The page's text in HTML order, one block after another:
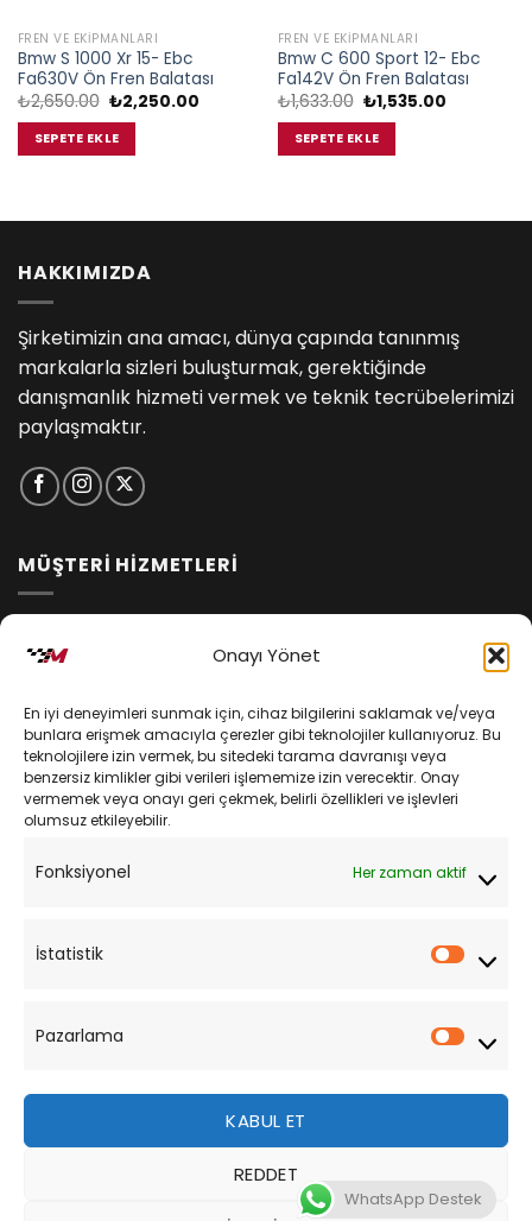
Onayı Yönet
En iyi deneyimleri sunmak için, cihaz bilgilerini saklamak ve/veya
bunlara erişmek amacıyla çerezler gibi teknolojiler kullanıyoruz. Bu
teknolojilere izin vermek, bu sitedeki tarama davranışı veya
benzersiz kimlikler gibi verileri işlememize izin verecektir. Onay
vermemek veya onayı geri çekmek, belirli özellikleri ve işlevleri
olumsuz etkileyebilir.
Fonksiyonel Her zaman aktif
İstatistik
Pazarlama
KABUL ET
REDDET
FREN VE EKIPMANLARI
Bmw S 1000 Xr 15- Ebc
Fa630V Ön Fren Balatası
₺2,650.00 Orijinal
fiyat:
₺2,650.00.
₺2,250.00Şu
SEPETE EKLE
FREN VE EKIPMANLARI
Bmw C 600 Sport 12- Ebc
Fa142V Ön Fren Balatası
₺1,633.00 Orijinal
fiyat:
₺1,633.00.
₺1,535.00Şu
SEPETE EKLE
HAKKIMIZDA
Şirketimizin ana amacı, dünya çapında tanınmış
markalarla sizleri buluşturmak, gerektiğinde
danışmanlık hizmeti vermek ve teknik tecrübelerimizi
paylaşmaktır.
MÜŞTERİ HİZMETLERİ
Kişisel Verilerin Korunması
Mesafeli Satış Sözleşmesi
Sipariş Takibi
Bu site, size daha iyi bir tarama deneyimi sunmak için
çerezler kullanmaktadır. Bu web sitesinde gezinerek,
WhatsApp Destek